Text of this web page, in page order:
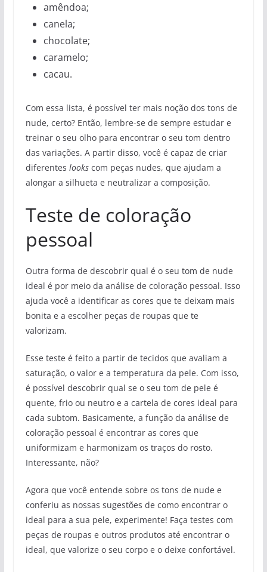
amêndoa;
canela;
chocolate;
caramelo;
cacau.
Com essa lista, é possível ter mais noção dos tons de
nude, certo? Então, lembre-se de sempre estudar e
treinar o seu olho para encontrar o seu tom dentro
das variações. A partir disso, você é capaz de criar
diferentes lookscom peças nudes, que ajudam a
alongar a silhueta e neutralizar a composição.
Teste de coloração
pessoal
Outra forma de descobrir qual é o seu tom de nude
ideal é por meio da análise de coloração pessoal. Isso
ajuda você a identificar as cores que te deixam mais
bonita e a escolher peças de roupas que te
valorizam.
Esse teste é feito a partir de tecidos que avaliam a
saturação, o valor e a temperatura da pele. Com isso,
é possível descobrir qual se o seu tom de pele é
quente, frio ou neutro e a cartela de cores ideal para
cada subtom. Basicamente, a função da análise de
coloração pessoal é encontrar as cores que
uniformizam e harmonizam os traços do rosto.
Interessante, não?
Agora que você entende sobre os tons de nude e
conferiu as nossas sugestões de como encontrar o
ideal para a sua pele, experimente! Faça testes com
peças de roupas e outros produtos até encontrar o
ideal, que valorize o seu corpo e o deixe confortável.